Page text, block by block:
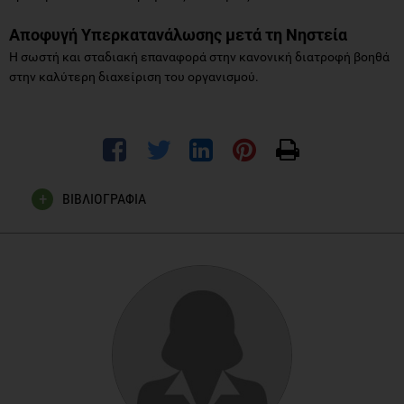
Αποφυγή Υπερκατανάλωσης μετά τη Νηστεία
Η σωστή και σταδιακή επαναφορά στην κανονική διατροφή βοηθά
στην καλύτερη διαχείριση του οργανισμού.
ΒΙΒΛΙΟΓΡΑΦΙΑ